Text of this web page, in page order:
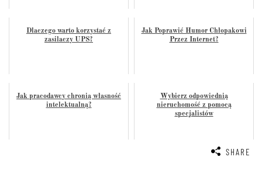
Dlaczego warto korzystać z
zasilaczy UPS?
Jak Poprawić Humor Chłopakowi
Przez Internet?
Jak pracodawcy chronią własność
intelektualną?
Wybierz odpowiednią
nieruchomość z pomocą
specjalistów
SHARE